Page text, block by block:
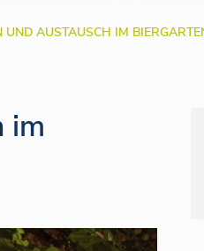
UND AUSTAUSCH IM
im